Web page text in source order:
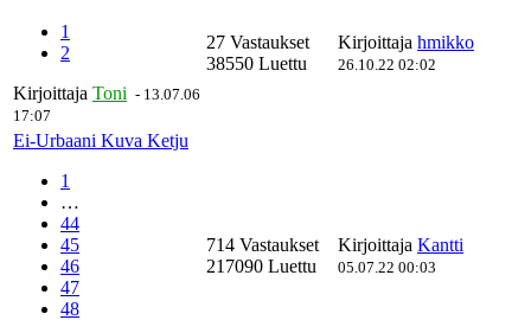
1
2
Kirjoittaja Toni - 13.07.06
17:07
27 Vastaukset
38550 Luettu
Kirjoittaja hmikko
26.10.22 02:02
Ei-Urbaani Kuva Ketju
1
…
44
45
46
47
48
714 Vastaukset
217090 Luettu
Kirjoittaja Kantti
05.07.22 00:03